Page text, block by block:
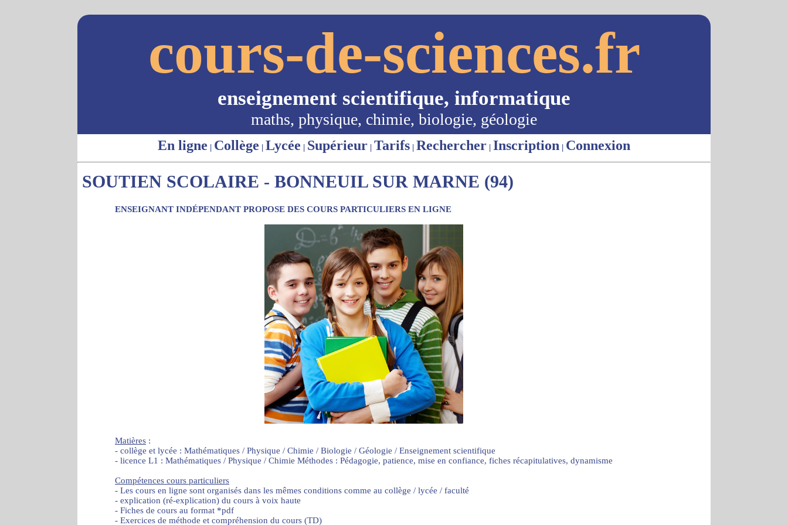
cours-de-sciences.fr
enseignement scientifique, informatique
maths, physique, chimie, biologie, géologie
En ligne | Collège | Lycée | Supérieur | Tarifs | Rechercher | Inscription | Connexion
SOUTIEN SCOLAIRE - BONNEUIL SUR MARNE (94)
ENSEIGNANT INDÉPENDANT PROPOSE DES COURS PARTICULIERS EN LIGNE
Matières :
- collège et lycée : Mathématiques / Physique / Chimie / Biologie / Géologie / Enseignement scientifique
- licence L1 : Mathématiques / Physique / Chimie Méthodes : Pédagogie, patience, mise en confiance, fiches récapitulatives, dynamisme
Compétences cours particuliers
- Les cours en ligne sont organisés dans les mêmes conditions comme au collège / lycée / faculté
- explication (ré-explication) du cours à voix haute
- Fiches de cours au format *pdf
- Exercices de méthode et compréhension du cours (TD)